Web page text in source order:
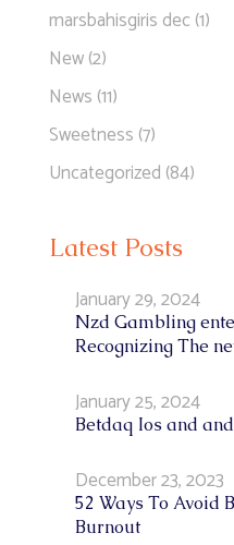
marsbahisgiris dec (1)
New(2)
News (11)
Sweetness (7)
Uncategorized (84)
Latest Posts
January 29, 2024
Nzd Gambling
Recognizing The
January 25, 2024
Betdaq Ios and
December 23, 2023
52 Ways To Avoid
Burnout